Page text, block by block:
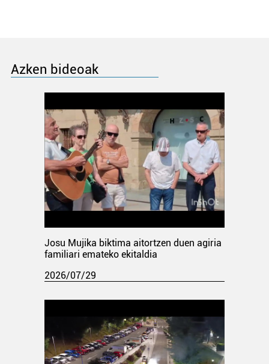
Azken bideoak
Josu Mujika biktima aitortzen duen agiria
familiari emateko ekitaldia
2026/07/29